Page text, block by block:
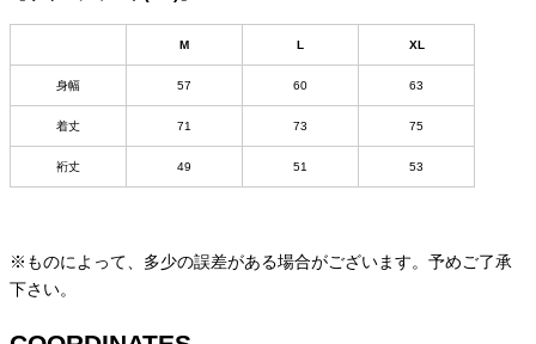
M L XL
身幅 57 60 63
着丈 71 73 75
裄丈 49 51 53
※ものによって、多少の誤差がある場合がございます。予めご了承
下さい。